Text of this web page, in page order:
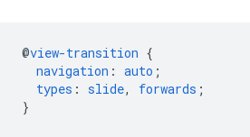
@view-transition {
navigation : auto ;
types : slide, forwards ;
}